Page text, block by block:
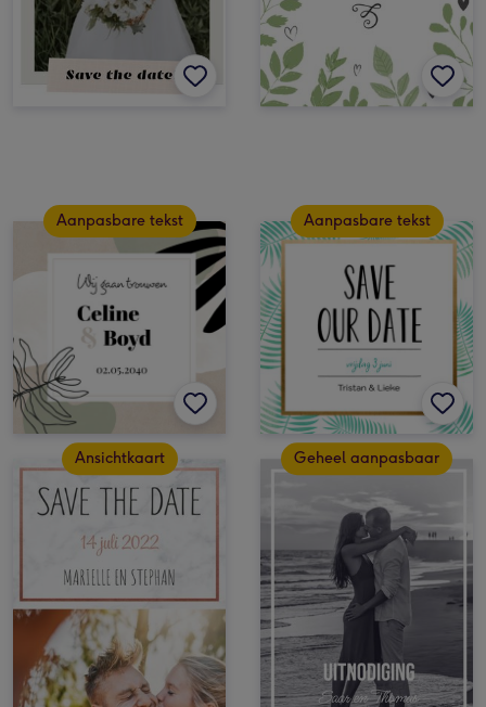
Aanpasbare tekst Aanpasbare tekst
Ansichtkaart Geheel aanpasbaar